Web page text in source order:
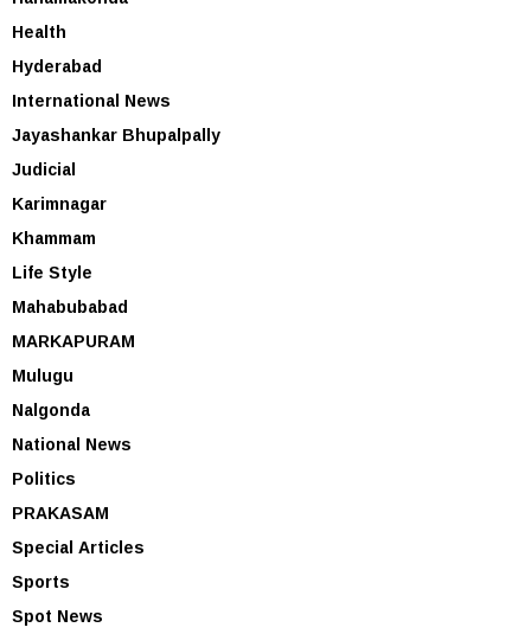
Health
Hyderabad
International News
Jayashankar Bhupalpally
Judicial
Karimnagar
Khammam
Life Style
Mahabubabad
MARKAPURAM
Mulugu
Nalgonda
National News
Politics
PRAKASAM
Special Articles
Sports
Spot News